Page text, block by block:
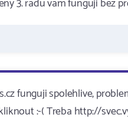
3. radu vam funguji bez
funguji spolehlive,
:-( Treba http://